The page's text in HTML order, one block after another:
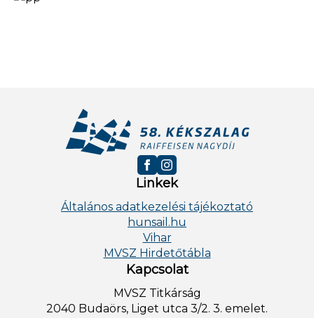
Linkek
Általános adatkezelési tájékoztató
hunsail.hu
Vihar
MVSZ Hirdetőtábla
Kapcsolat
MVSZ Titkárság
2040 Budaörs, Liget utca 3/2. 3. emelet.